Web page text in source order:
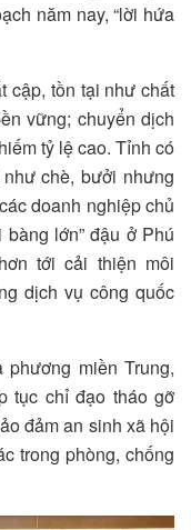
năm nay, “lời hứa
cập, tồn tại như chất
vững; chuyển dịch
tỷ lệ cao. Tỉnh có
chè, bưởi nhưng
doanh nghiệp chủ
lớn” đậu ở Phú
tới cải thiện môi
dịch vụ công quốc
miền Trung,
tục chỉ đạo tháo gỡ
đảm an sinh xã hội
trong phòng, chống